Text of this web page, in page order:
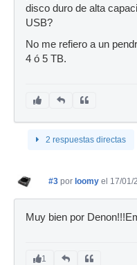
disco duro de alta
USB?
No me refiero a un
4 ó 5 TB.
2 respuestas directas
#3 por loomy el 17/01/
Muy bien por
1